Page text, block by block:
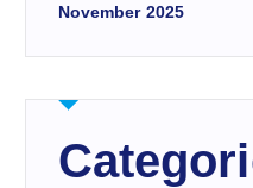
November 2025